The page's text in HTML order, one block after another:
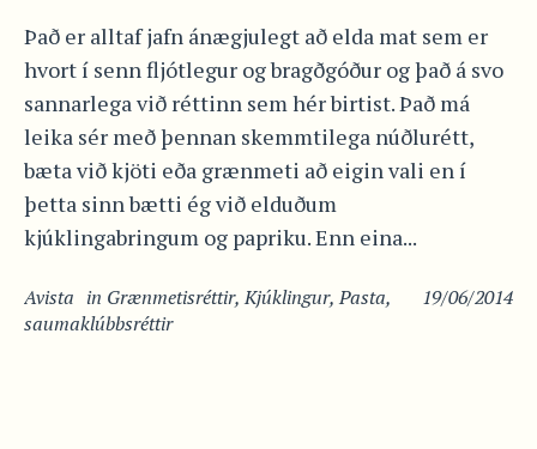
Það er alltaf jafn ánægjulegt að elda mat sem er
hvort í senn fljótlegur og bragðgóður og það á svo
sannarlega við réttinn sem hér birtist. Það má
leika sér með þennan skemmtilega núðlurétt,
bæta við kjöti eða grænmeti að eigin vali en í
þetta sinn bætti ég við elduðum
kjúklingabringum og papriku. Enn eina...
19/06/2014
Avista in Grænmetisréttir,Kjúklingur,Pasta,
saumaklúbbsréttir